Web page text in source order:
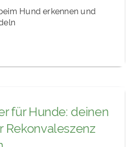
Hund erkennen und
für Hunde: deinen
Rekonvaleszenz